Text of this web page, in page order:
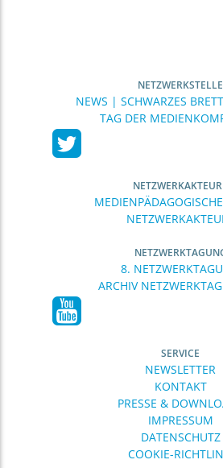
NETZWERKSTELLE
NEWS | SCHWARZES
TAG DER
8.
ARCHIV
SERVICE
NEWSLETTER
KONTAKT
PRESSE &
IMPRESSUM
DATENSCHUTZ
COOKIE-